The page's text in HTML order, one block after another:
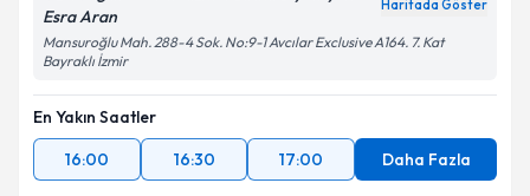
Esra Aran
Haritada Göster
Mansuroğlu Mah. 288-4 Sok. No:9-1 Avcılar Exclusive A164. 7. Kat
Bayraklı İzmir
En Yakın Saatler
16:00
16:30 17:00 Daha Fazla